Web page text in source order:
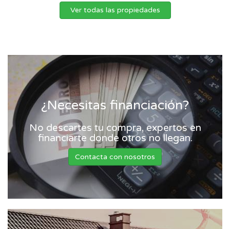
Ver todas las propiedades
¿Necesitas financiación?
No descartes tu compra, expertos en
financiarte donde otros no llegan.
Contacta con nosotros